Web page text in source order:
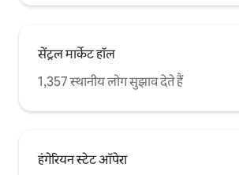
सेंट्रल मार्केट हॉल
1,357 स्थानीय लोग सुझाव देते हैं
हंगेरियन स्टेट ऑपेरा